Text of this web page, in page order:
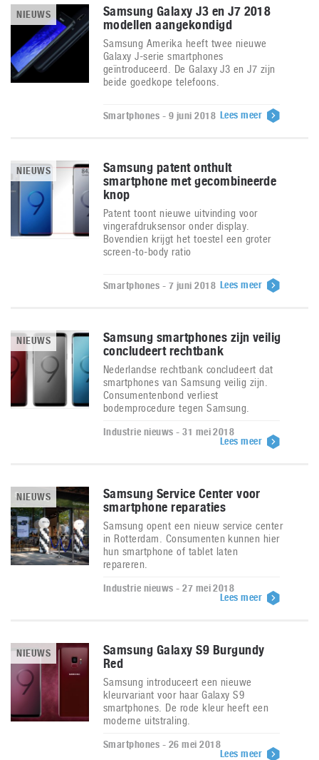
NIEUWS
Samsung Galaxy J3 en J7 2018
modellen aangekondigd
Samsung Amerika heeft twee nieuwe
Galaxy J-serie smartphones
geïntroduceerd. De Galaxy J3 en J7 zijn
beide goedkope telefoons.
Smartphones - 9 juni 2018 Lees meer
NIEUWS
Samsung patent onthult
smartphone met gecombineerde
knop
Patent toont nieuwe uitvinding voor
vingerafdruksensor onder display.
Bovendien krijgt het toestel een groter
screen-to-body ratio
Smartphones - 7 juni 2018 Lees meer
NIEUWS
Samsung smartphones zijn veilig
concludeert rechtbank
Nederlandse rechtbank concludeert dat
smartphones van Samsung veilig zijn.
Consumentenbond verliest
bodemprocedure tegen Samsung.
Industrie nieuws - 31 mei 2018
Lees meer
NIEUWS
Samsung Service Center voor
smartphone reparaties
Samsung opent een nieuw service center
in Rotterdam. Consumenten kunnen hier
hun smartphone of tablet laten
repareren.
Industrie nieuws - 27 mei 2018
Lees meer
NIEUWS
Samsung Galaxy S9 Burgundy
Red
Samsung introduceert een nieuwe
kleurvariant voor haar Galaxy S9
smartphones. De rode kleur heeft een
moderne uitstraling.
Smartphones - 26 mei 2018
Lees meer